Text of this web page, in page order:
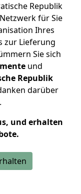
Republik
für Sie
Ihres
zur Lieferung
Sie sich
und
Republik
darüber
und erhalten